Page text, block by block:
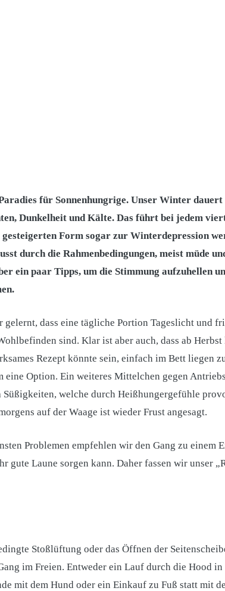
für Sonnenhungrige. Unser Winter
Dunkelheit und Kälte. Das führt bei jedem
Form sogar zur Winterdepression
durch die Rahmenbedingungen, meist müde
ein paar Tipps, um die Stimmung aufzuhellen
gelernt, dass eine tägliche Portion Tageslicht und
sind. Klar ist aber auch, dass ab
Rezept könnte sein, einfach im Bett liegen
eine Option. Ein weiteres Mittelchen gegen
welche durch Heißhungergefühle
auf der Waage ist wieder Frust angesagt.
Problemen empfehlen wir den Gang zu einem
gute Laune sorgen kann. Daher fassen wir unser
Stoßlüftung oder das Öffnen der
im Freien. Entweder ein Lauf durch die Hood
mit dem Hund oder ein Einkauf zu Fuß statt mit